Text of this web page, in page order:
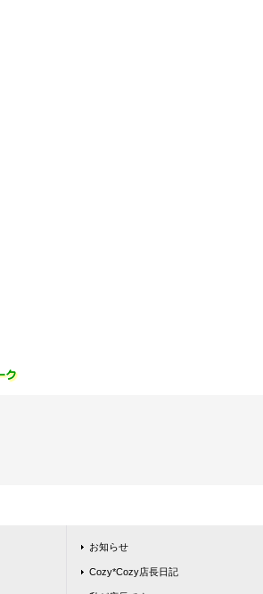
お知らせ
Cozy*Cozy店長日記